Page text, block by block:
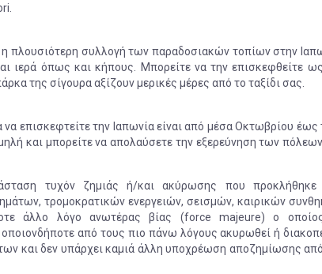
πλουσιότερη συλλογή των παραδοσιακών τοπίων στην
ιερά όπως και κήπους. Μπορείτε να την επισκεφθείτε
της σίγουρα αξίζουν μερικές μέρες από το ταξίδι σας.
επισκεφτείτε την Ιαπωνία είναι από μέσα Οκτωβρίου έως
και μπορείτε να απολαύσετε την εξερεύνηση των
τυχόν ζημιάς ή/και ακύρωσης που προκλήθηκε
τρομοκρατικών ενεργειών, σεισμών, καιρικών
άλλο λόγο ανωτέρας βίας (force majeure) ο
από τους πιο πάνω λόγους ακυρωθεί ή
και δεν υπάρχει καμιά άλλη υποχρέωση αποζημίωσης